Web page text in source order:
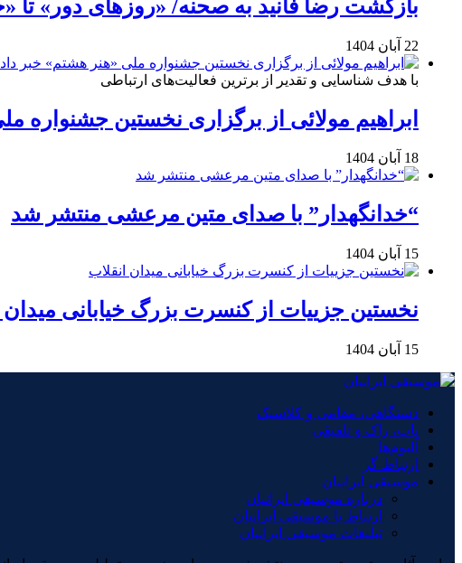
بازگشت رضا فانید به صحنه/ «روزهای دور» تا
22 آبان 1404
با هدف شناسایی و تقدیر از برترین فعالیت‌های ارتباطی
ابراهیم مولائی از برگزاری نخستین جشنواره
18 آبان 1404
“خدانگهدار” با صدای متین مرعشی منتشر شد
15 آبان 1404
نخستین جزییات از کنسرت بزرگ خیابانی میدان
15 آبان 1404
دستگاهی، مقامی و کلاسیک
پاپ، راک و تلفیقی
آلبوم‌ها
ارتباط گر
موسیقی ایرانیان
درباره موسیقی ایرانیان
ارتباط با موسیقی ایرانیان
تبلیغات موسیقی ایرانیان